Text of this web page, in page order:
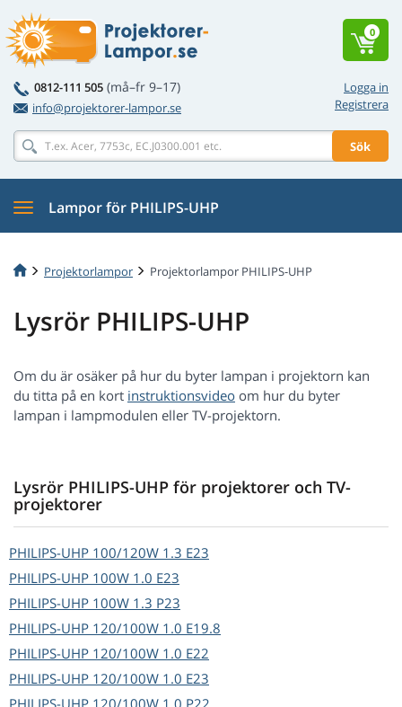
Logga in
Registrera
0812-111 505 (må–fr 9–17)
info@projektorer-lampor.se
Sök
0
Lampor för PHILIPS-UHP
Projektorlampor Projektorlampor PHILIPS-UHP
Lysrör PHILIPS-UHP
Om du är osäker på hur du byter lampan i projektorn kan
du titta på en kort instruktionsvideo om hur du byter
lampan i lampmodulen eller TV-projektorn.
Lysrör PHILIPS-UHP för projektorer och TV-
projektorer
PHILIPS-UHP 100/120W 1.3 E23
PHILIPS-UHP 100W 1.0 E23
PHILIPS-UHP 100W 1.3 P23
PHILIPS-UHP 120/100W 1.0 E19.8
PHILIPS-UHP 120/100W 1.0 E22
PHILIPS-UHP 120/100W 1.0 E23